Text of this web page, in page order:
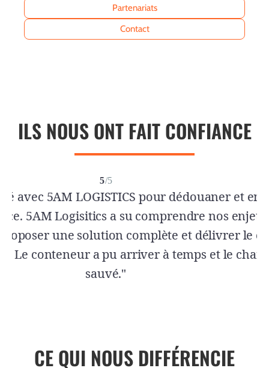
Partenariats
Contact
ILS NOUS ONT FAIT CONFIANCE
CE QUI NOUS DIFFÉRENCIE